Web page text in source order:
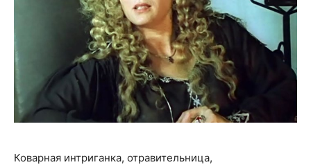
Коварная интриганка, отравительница,